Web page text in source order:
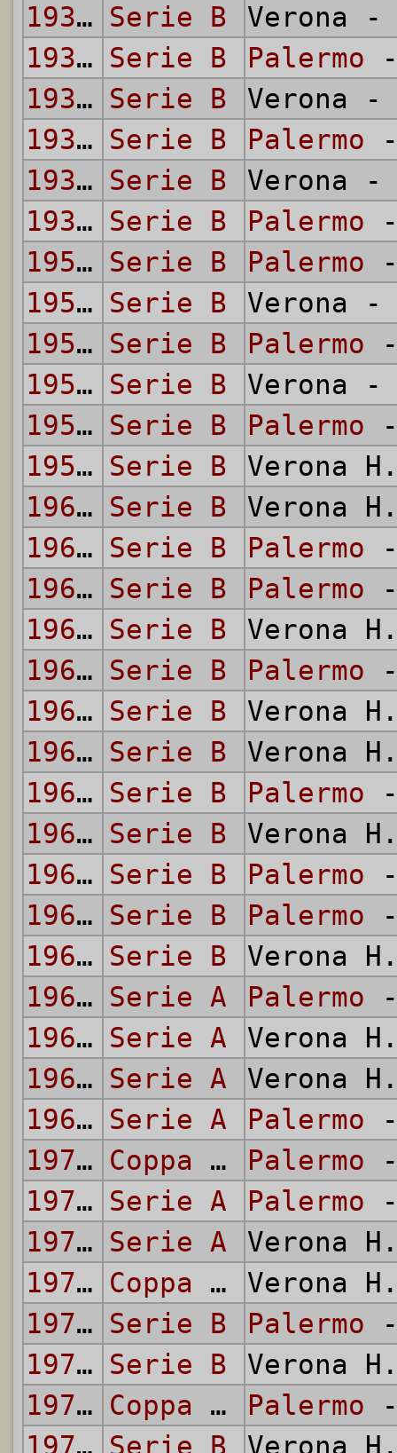
1937/38 Serie B
Verona
1937/38 Serie B Palermo
1938/39 Serie B
Verona
1938/39 Serie B Palermo
1939/40 Serie B
Verona
1939/40 Serie B Palermo
1954/55 Serie B Palermo
1954/55 Serie B
Verona
1955/56 Serie B Palermo
1955/56 Serie B
Verona
1958/59 Serie B Palermo
1958/59 Serie B
Verona
1960/61 Serie B
Verona
1960/61 Serie B Palermo
1963/64 Serie B Palermo
1963/64 Serie B
Verona
1964/65 Serie B Palermo
1964/65 Serie B
Verona
1965/66 Serie B
Verona
1965/66 Serie B Palermo
1966/67 Serie B
Verona
1966/67 Serie B Palermo
1967/68 Serie B Palermo
1967/68 Serie B
Verona
1968/69 Serie A Palermo
1968/69 Serie A
Verona
1969/70 Serie A
Verona
1969/70 Serie A Palermo
1971/72
Coppa Italia Palermo
1972/73 Serie A Palermo
1972/73 Serie A
Verona
1973/74
Coppa Italia
Verona
1974/75 Serie B Palermo
1974/75 Serie B
Verona
1978/79
Coppa Italia Palermo
1979/80 Serie B Verona